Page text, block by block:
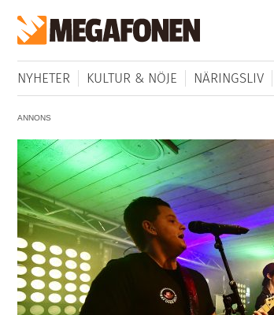
NYHETER KULTUR & NÖJE NÄRINGSLIV
ANNONS